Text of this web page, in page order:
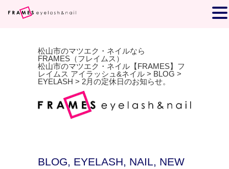
松山市のマツエク・ネイルなら
FRAMES（フレイムス）
松山市のマツエク・ネイル【FRAMES】フ
レイムス アイラッシュ&ネイル > BLOG >
EYELASH > 2月の定休日のお知らせ。
BLOG, EYELASH, NAIL, NEW